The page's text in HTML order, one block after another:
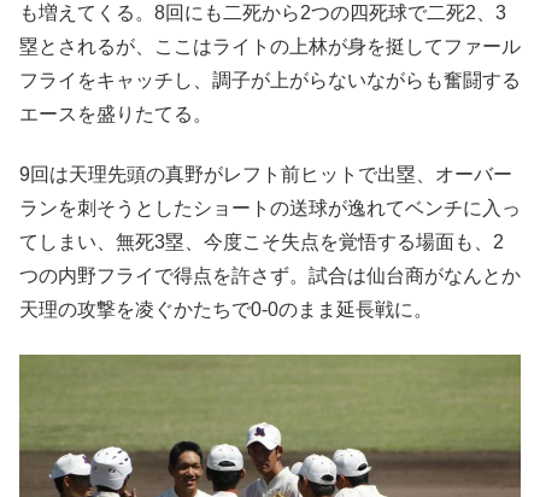
も増えてくる。8回にも二死から2つの四死球で二死2、3
塁とされるが、ここはライトの上林が身を挺してファール
フライをキャッチし、調子が上がらないながらも奮闘する
エースを盛りたてる。
9回は天理先頭の真野がレフト前ヒットで出塁、オーバー
ランを刺そうとしたショートの送球が逸れてベンチに入っ
てしまい、無死3塁、今度こそ失点を覚悟する場面も、2
つの内野フライで得点を許さず。試合は仙台商がなんとか
天理の攻撃を凌ぐかたちで0-0のまま延長戦に。